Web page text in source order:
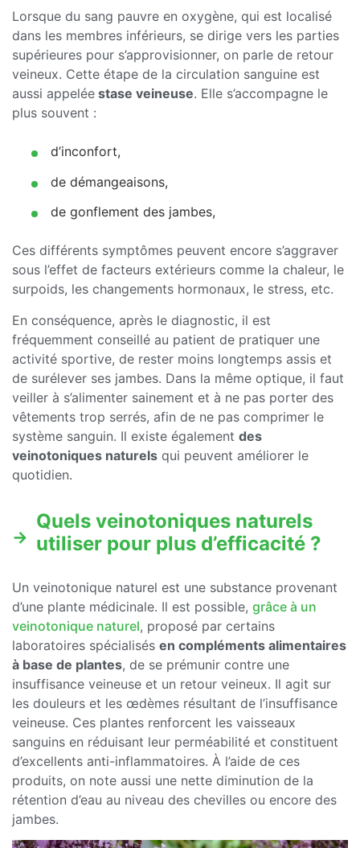
Lorsque du sang pauvre en oxygène, qui est localisé
dans les membres inférieurs, se dirige vers les parties
supérieures pour s’approvisionner, on parle de retour
veineux. Cette étape de la circulation sanguine est
aussi appelée stase veineuse. Elle s’accompagne le
plus souvent :
d’inconfort,
de démangeaisons,
de gonflement des jambes,
Ces différents symptômes peuvent encore s’aggraver
sous l’effet de facteurs extérieurs comme la chaleur, le
surpoids, les changements hormonaux, le stress, etc.
En conséquence, après le diagnostic, il est
fréquemment conseillé au patient de pratiquer une
activité sportive, de rester moins longtemps assis et
de surélever ses jambes. Dans la même optique, il faut
veiller à s’alimenter sainement et à ne pas porter des
vêtements trop serrés, afin de ne pas comprimer le
système sanguin. Il existe également des
veinotoniques naturels qui peuvent améliorer le
quotidien.
Quels veinotoniques naturels
utiliser pour plus d’efficacité ?
Un veinotonique naturel est une substance provenant
d’une plante médicinale. Il est possible, grâce à un
veinotonique naturel, proposé par certains
laboratoires spécialisés en compléments alimentaires
à base de plantes, de se prémunir contre une
insuffisance veineuse et un retour veineux. Il agit sur
les douleurs et les œdèmes résultant de l’insuffisance
veineuse. Ces plantes renforcent les vaisseaux
sanguins en réduisant leur perméabilité et constituent
d’excellents anti-inflammatoires. À l’aide de ces
produits, on note aussi une nette diminution de la
rétention d’eau au niveau des chevilles ou encore des
jambes.